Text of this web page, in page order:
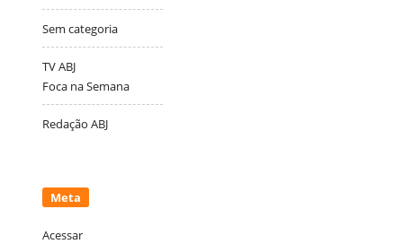
Sem categoria
TV ABJ
Foca na Semana
Redação ABJ
Meta
Acessar